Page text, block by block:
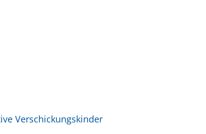
Verschickungskinder